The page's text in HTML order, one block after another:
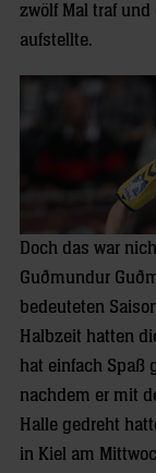
zwölf Mal traf
aufstellte.
Doch das war
Guðmundur
bedeuteten
Halbzeit hatten
hat einfach Spaß
nachdem er mit
Halle gedreht
in Kiel am